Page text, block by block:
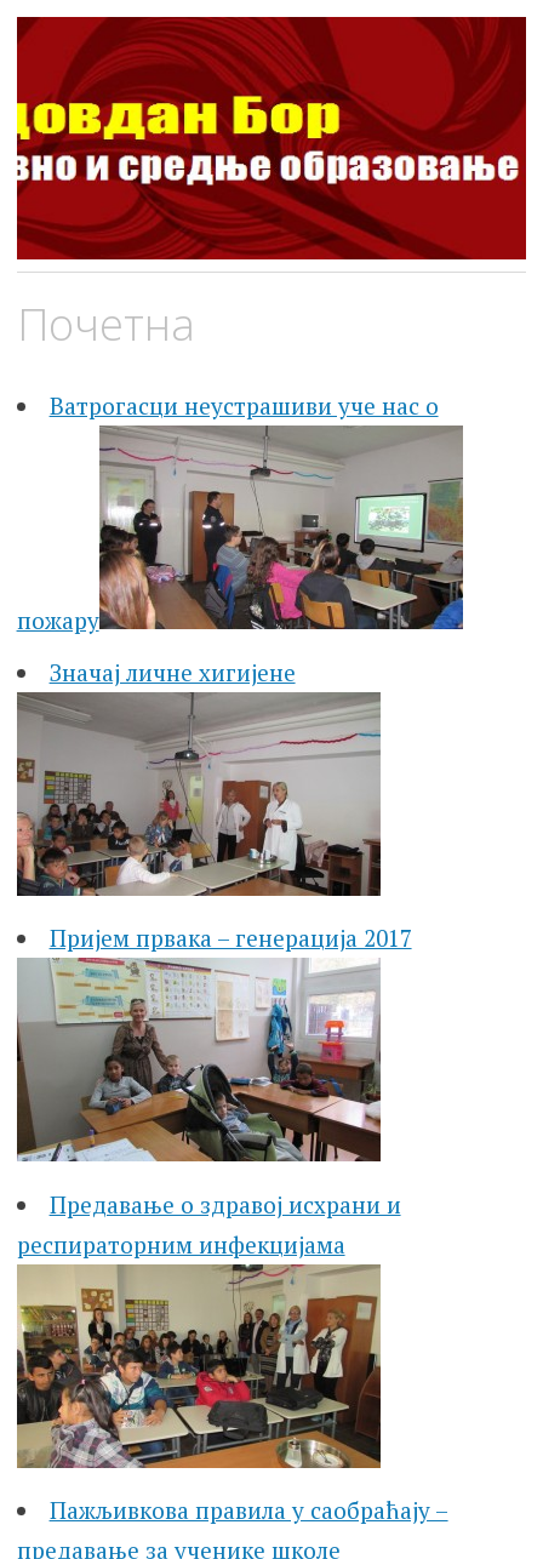
ШОСО Видовдан Бор
Школа за основно и средње образовање
Почетна
Ватрогасци неустрашиви уче нас о
пожару
Значај личне хигијене
Пријем првака – генерација 2017
Предавање о здравој исхрани и
респираторним инфекцијама
Пажљивкова правила у саобраћају –
предавање за ученике школе